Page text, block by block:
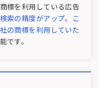
標を利用している広告
索の精度がアップ。こ
の商標を利用していた
です。